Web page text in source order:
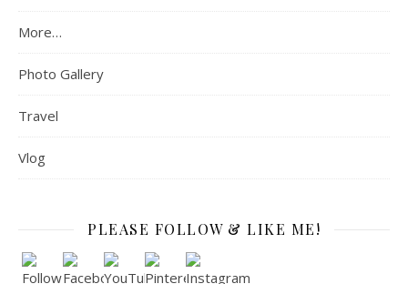
More…
Photo Gallery
Travel
Vlog
PLEASE FOLLOW & LIKE ME!